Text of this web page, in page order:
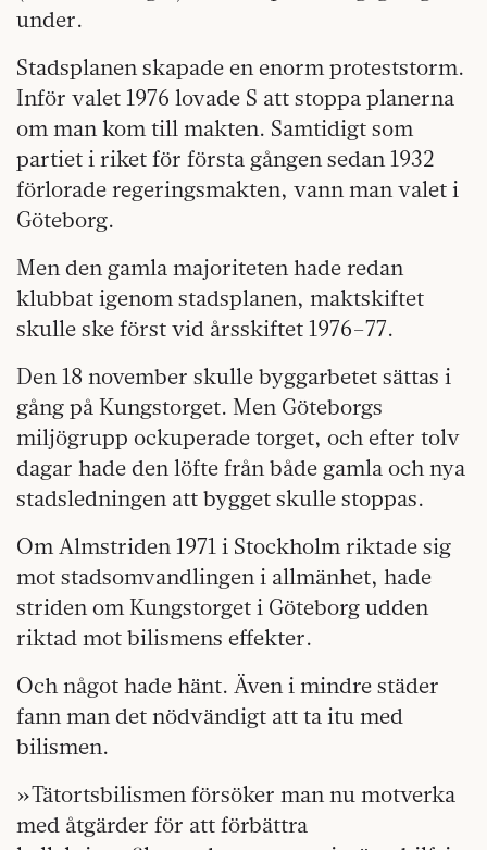
under.
Stadsplanen skapade en enorm proteststorm.
Inför valet 1976 lovade S att stoppa planerna
om man kom till makten. Samtidigt som
partiet i riket för första gången sedan 1932
förlorade regeringsmakten, vann man valet i
Göteborg.
Men den gamla majoriteten hade redan
klubbat igenom stadsplanen, maktskiftet
skulle ske först vid årsskiftet 1976–77.
Den 18 november skulle byggarbetet sättas i
gång på Kungstorget. Men Göteborgs
miljögrupp ockuperade torget, och efter tolv
dagar hade den löfte från både gamla och nya
stadsledningen att bygget skulle stoppas.
Om Almstriden 1971 i Stockholm riktade sig
mot stadsomvandlingen i allmänhet, hade
striden om Kungstorget i Göteborg udden
riktad mot bilismens effekter.
Och något hade hänt. Även i mindre städer
fann man det nödvändigt att ta itu med
bilismen.
»Tätortsbilismen försöker man nu motverka
med åtgärder för att förbättra